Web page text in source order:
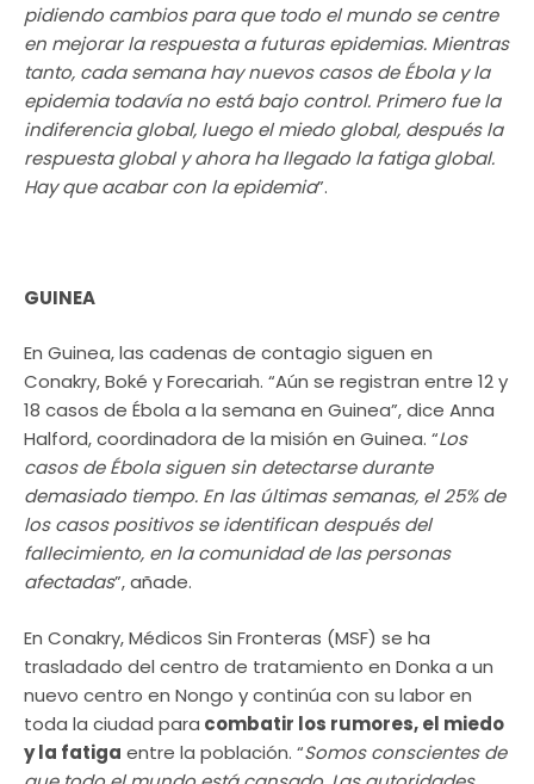
pidiendo cambios para que todo el mundo se centre
en mejorar la respuesta a futuras epidemias. Mientras
tanto, cada semana hay nuevos casos de Ébola y la
epidemia todavía no está bajo control. Primero fue la
indiferencia global, luego el miedo global, después la
respuesta global y ahora ha llegado la fatiga global.
Hay que acabar con la epidemia”.
GUINEA
En Guinea, las cadenas de contagio siguen en
Conakry, Boké y Forecariah. “Aún se registran entre 12 y
18 casos de Ébola a la semana en Guinea”, dice Anna
Halford, coordinadora de la misión en Guinea. “Los
casos de Ébola siguen sin detectarse durante
demasiado tiempo. En las últimas semanas, el 25% de
los casos positivos se identifican después del
fallecimiento, en la comunidad de las personas
afectadas”, añade.
En Conakry, Médicos Sin Fronteras (MSF) se ha
trasladado del centro de tratamiento en Donka a un
nuevo centro en Nongo y continúa con su labor en
toda la ciudad para combatir los rumores, el miedo
y la fatiga entre la población. “Somos conscientes de